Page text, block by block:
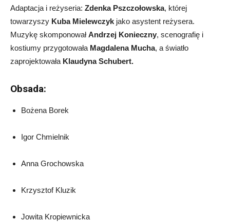
Adaptacja i reżyseria: Zdenka Pszczołowska, której
towarzyszy Kuba Mielewczyk jako asystent reżysera.
Muzykę skomponowałAndrzej Konieczny, scenografię i
kostiumy przygotowała Magdalena Mucha, a światło
zaprojektowała Klaudyna Schubert.
Obsada:
Bożena Borek
Igor Chmielnik
Anna Grochowska
Krzysztof Kluzik
Jowita Kropiewnicka